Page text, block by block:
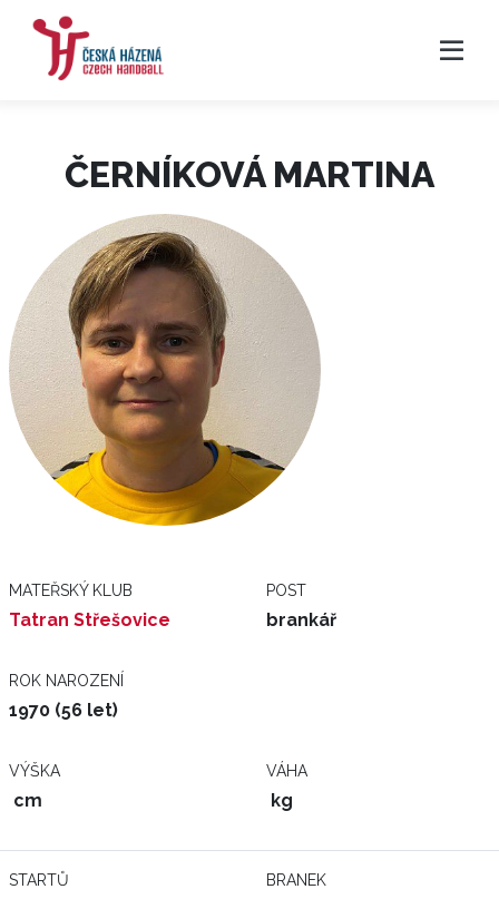
ČERNÍKOVÁ MARTINA
MATEŘSKÝ KLUB
Tatran Střešovice
POST
brankář
ROK NAROZENÍ
1970 (56 let)
VÝŠKA
cm
VÁHA
kg
STARTŮ BRANEK